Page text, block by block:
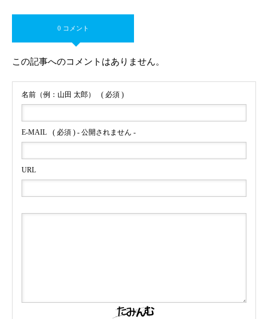
0 コメント
この記事へのコメントはありません。
名前（例：山田 太郎） ( 必須 )
E-MAIL ( 必須 ) - 公開されません -
URL